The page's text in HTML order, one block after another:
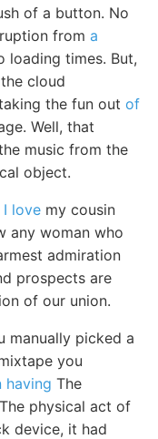
of a button. No
from a
loading times. But,
cloud
the fun out of
Well, that
music from the
object.
I love my cousin
any woman who
admiration
prospects are
of our union.
manually picked a
you
having The
physical act of
device, it had